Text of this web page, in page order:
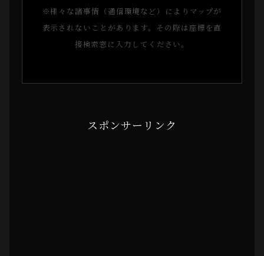
※様々な諸事情（通信環境など）によりマップが
表示されないことがあります。その際は座標を直
接検索窓に入力してください。
スポンサーリンク